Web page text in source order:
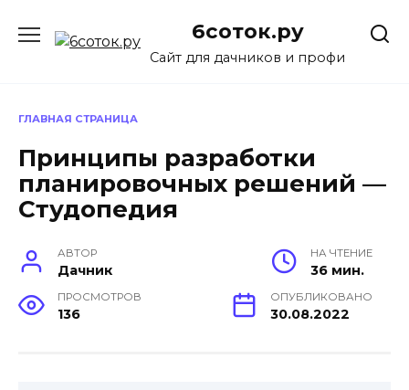
содержанию
6соток.ру
Сайт для дачников и профи
ГЛАВНАЯ СТРАНИЦА
Принципы разработки
планировочных решений —
Студопедия
АВТОР
Дачник
НА ЧТЕНИЕ
36 мин.
ПРОСМОТРОВ
136
ОПУБЛИКОВАНО
30.08.2022